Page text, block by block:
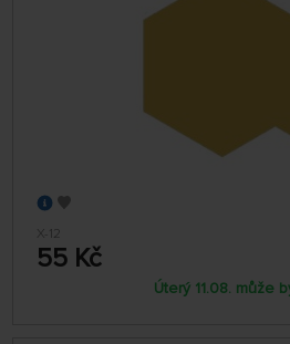
X-12
55 Kč
Úterý 11.08. může